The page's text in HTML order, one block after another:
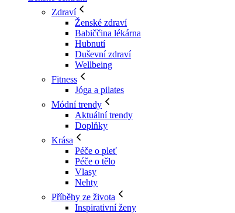
Zdraví
Ženské zdraví
Babiččina lékárna
Hubnutí
Duševní zdraví
Wellbeing
Fitness
Jóga a pilates
Módní trendy
Aktuální trendy
Doplňky
Krása
Péče o pleť
Péče o tělo
Vlasy
Nehty
Příběhy ze života
Inspirativní ženy